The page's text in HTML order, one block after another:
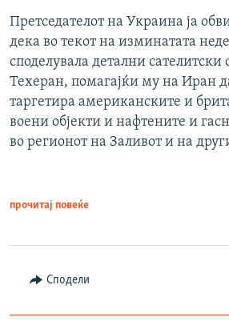
Претседателот на Украина ја
дека во текот на изминатата
споделувала детални
Техеран, помагајќи му на Иран
таргетира американските и
воени објекти и нафтените и
во регионот на Заливот и на
прочитај повеќе
Сподели